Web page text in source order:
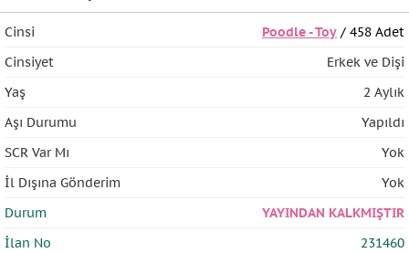
Cinsi Poodle - Toy/ 458 Adet
Cinsiyet
Erkek ve Dişi
Yaş
2 Aylık
Aşı Durumu
Yapıldı
SCR Var Mı
Yok
İl Dışına Gönderim
Yok
Durum
YAYINDAN KALKMIŞTIR
İlan No
231460